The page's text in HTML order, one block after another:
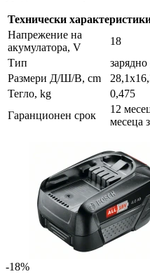
Технически
Напрежение на
акумулатора, V
18
Тип
Размери Д/Ш/В, cm
Тегло, kg
0,475
Гаранционен срок
12
месеца
-18%